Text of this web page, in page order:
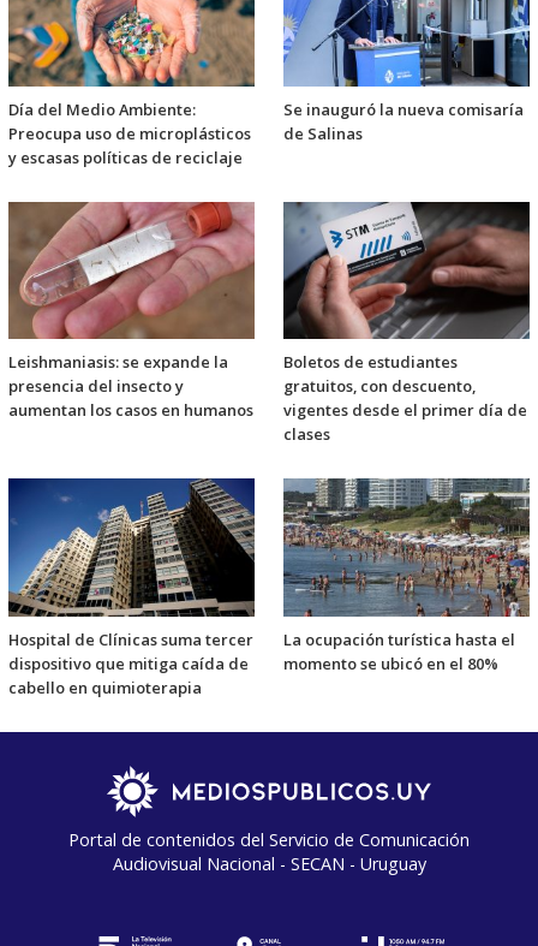
Día del Medio Ambiente:
Preocupa uso de microplásticos
y escasas políticas de reciclaje
Se inauguró la nueva comisaría
de Salinas
Leishmaniasis: se expande la
presencia del insecto y
aumentan los casos en humanos
Boletos de estudiantes
gratuitos, con descuento,
vigentes desde el primer día de
clases
Hospital de Clínicas suma tercer
dispositivo que mitiga caída de
cabello en quimioterapia
La ocupación turística hasta el
momento se ubicó en el 80%
Portal de contenidos del Servicio de Comunicación
Audiovisual Nacional - SECAN - Uruguay